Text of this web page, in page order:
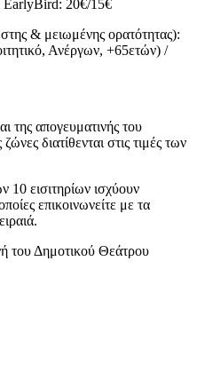
EarlyBird: 20€/15€
& μειωμένης ορατότητας):
Ανέργων, +65ετών) /
της απογευματινής του
διατίθενται στις τιμές των
10 εισιτηρίων ισχύουν
επικοινωνείτε με τα
του Δημοτικού Θεάτρου